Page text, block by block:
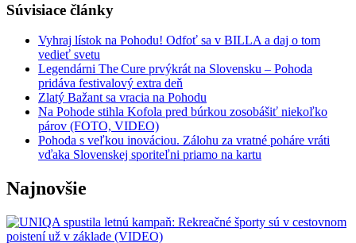
Súvisiace články
Vyhraj lístok na Pohodu! Odfoť sa v BILLA a daj o tom
vedieť svetu
Legendárni The Cure prvýkrát na Slovensku – Pohoda
pridáva festivalový extra deň
Zlatý Bažant sa vracia na Pohodu
Na Pohode stihla Kofola pred búrkou zosobášiť niekoľko
párov (FOTO, VIDEO)
Pohoda s veľkou inováciou. Zálohu za vratné poháre vráti
vďaka Slovenskej sporiteľni priamo na kartu
Najnovšie